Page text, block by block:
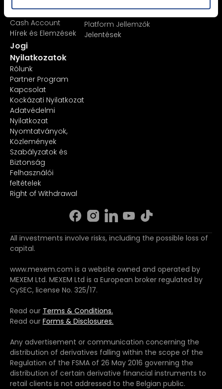
Margin Account
Cash Account
Hírek és Elemzések
Platform Jellemzők
Jelentések
Jogi
Nyilatkozatok
Rólunk
Partner Program
Kapcsolat
Kockázati Nyilatkozat
Adatvédelmi
Nyilatkozat
Nyomtatványok,
Közlemények
Szabályzatok és
Biztonság
Felhasználói
feltételek
Right of Withdrawal
All investments involve risks, including the possible loss of
capital.
www.mexem.com is a website owned and operated by
MEXEM Ltd. MEXEM Ltd is a European broker regulated by
CySEC, license No. 325/17.
Read our Terms & Conditions.
Read our Forms & Disclosures.
Any advertisement or communication concerning the
distribution of derivatives falling within the scope of the
Regulation of the FSMA of 26 May 2016 governing the
distribution of certain derivative financial instruments to
retail clients is not addressed to the Belgian public.